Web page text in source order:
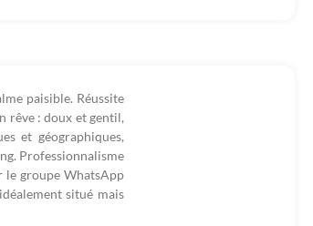
paisible. Réussite
rêve : doux et gentil,
et géographiques,
Professionnalisme
le groupe WhatsApp
situé mais